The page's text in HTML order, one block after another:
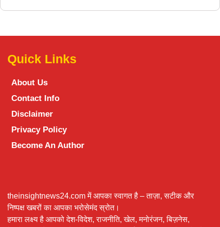
Quick Links
About Us
Contact Info
Disclaimer
Privacy Policy
Become An Author
theinsightnews24.com में आपका स्वागत है – ताज़ा, सटीक और
निष्पक्ष खबरों का आपका भरोसेमंद स्रोत।
हमारा लक्ष्य है आपको देश-विदेश, राजनीति, खेल, मनोरंजन, बिज़नेस,